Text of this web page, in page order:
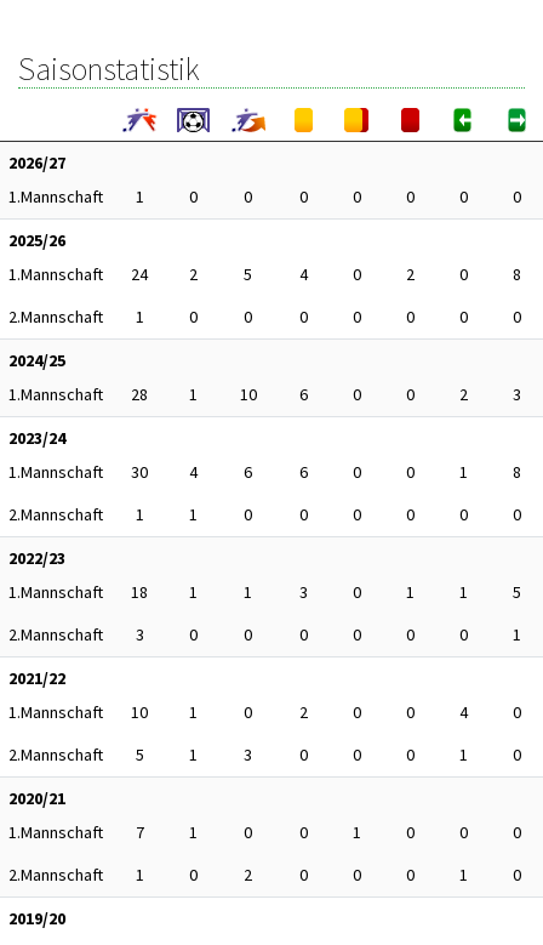
Saisonstatistik
2026/27
1.Mannschaft
1 0 0 0 0 0 0
0
2025/26
1.Mannschaft
24 2 5 4 0 2 0
8
2.Mannschaft
1 0 0 0 0 0 0
0
2024/25
1.Mannschaft
28 1 10 6 0 0 2
3
2023/24
1.Mannschaft
30 4 6 6 0 0 1
8
2.Mannschaft
1 1 0 0 0 0 0
0
2022/23
1.Mannschaft
18 1 1 3 0 1 1
5
2.Mannschaft
3 0 0 0 0 0 0
1
2021/22
1.Mannschaft
10 1 0 2 0 0 4
0
2.Mannschaft
5 1 3 0 0 0 1
0
2020/21
1.Mannschaft
7 1 0 0 1 0 0
0
2.Mannschaft
1 0 2 0 0 0 1
0
2019/20